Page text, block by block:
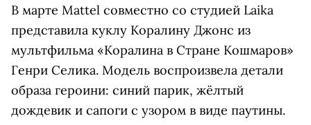
В марте Mattel совместно со студией Laika
представила куклу Коралину Джонс из
мультфильма «Коралина в Стране Кошмаров»
Генри Селика. Модель воспроизвела детали
образа героини: синий парик, жёлтый
дождевик и сапоги с узором в виде паутины.